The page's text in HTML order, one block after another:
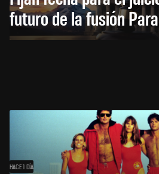
futuro de la fusión
HACE 1 DÍA